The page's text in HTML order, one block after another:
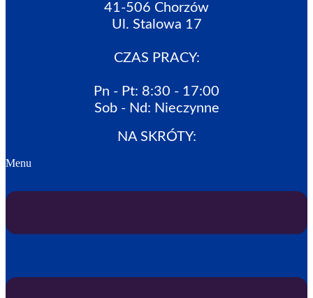
41-506 Chorzów
Ul. Stalowa 17
CZAS PRACY:
Pn - Pt: 8:30 - 17:00
Sob - Nd: Nieczynne
NA SKRÓTY:
Menu